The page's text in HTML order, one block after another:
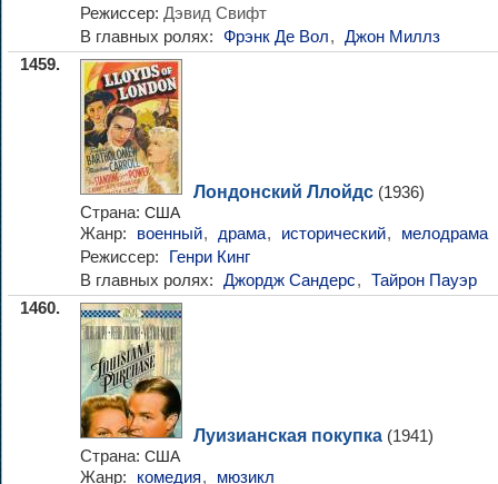
Режиссер: Дэвид Свифт
В главных ролях: Фрэнк Де Вол, Джон Миллз
1459.
Лондонский Ллойдс (1936)
Страна: США
Жанр: военный, драма, исторический,
мелодрама
Режиссер:
Генри Кинг
В главных ролях: Джордж Сандерс, Тайрон Пауэр
1460.
Луизианская покупка (1941)
Страна: США
Жанр: комедия, мюзикл